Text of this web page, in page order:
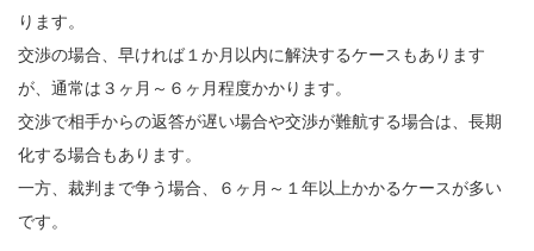
ります。
交渉の場合、早ければ１か月以内に解決するケースもあります
が、通常は３ヶ月～６ヶ月程度かかります。
交渉で相手からの返答が遅い場合や交渉が難航する場合は、長期
化する場合もあります。
一方、裁判まで争う場合、６ヶ月～１年以上かかるケースが多い
です。